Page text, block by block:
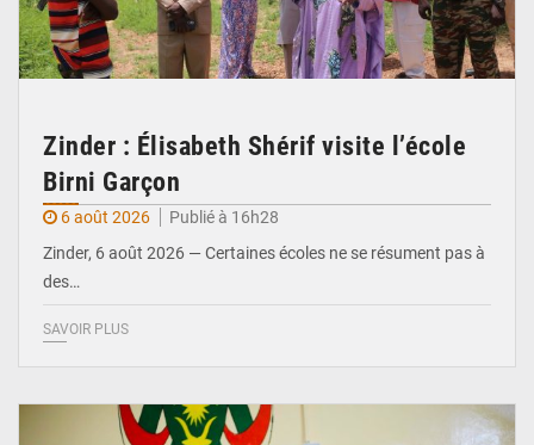
Zinder : Élisabeth Shérif visite l’école
Birni Garçon
6 août 2026
Publié à 16h28
Zinder, 6 août 2026 — Certaines écoles ne se résument pas à
des…
SAVOIR PLUS